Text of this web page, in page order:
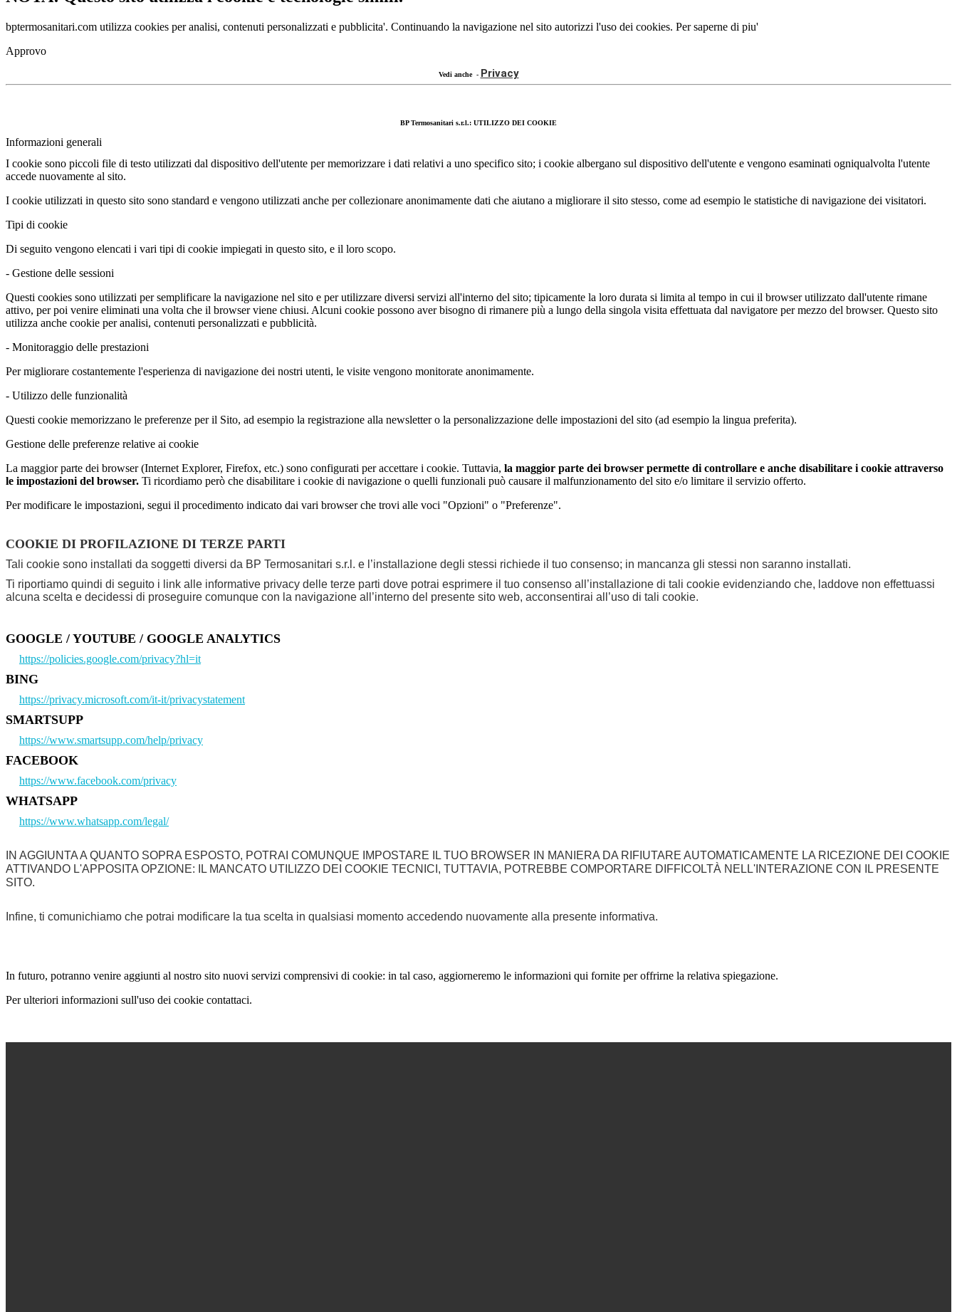
bptermosanitari.com utilizza cookies per analisi, contenuti personalizzati e pubblicita'. Continuando la navigazione nel sito autorizzi l'uso dei cookies. Per saperne di piu'
Approvo
Vedi anche - Privacy
BP Termosanitari s.r.l.: UTILIZZO DEI COOKIE
Informazioni generali
I cookie sono piccoli file di testo utilizzati dal dispositivo dell'utente per memorizzare i dati relativi a uno specifico sito; i cookie albergano sul dispositivo dell'utente e vengono esaminati ogniqualvolta l'utente
accede nuovamente al sito.
I cookie utilizzati in questo sito sono standard e vengono utilizzati anche per collezionare anonimamente dati che aiutano a migliorare il sito stesso, come ad esempio le statistiche di navigazione dei visitatori.
Tipi di cookie
Di seguito vengono elencati i vari tipi di cookie impiegati in questo sito, e il loro scopo.
- Gestione delle sessioni
Questi cookies sono utilizzati per semplificare la navigazione nel sito e per utilizzare diversi servizi all'interno del sito; tipicamente la loro durata si limita al tempo in cui il browser utilizzato dall'utente rimane
attivo, per poi venire eliminati una volta che il browser viene chiusi. Alcuni cookie possono aver bisogno di rimanere più a lungo della singola visita effettuata dal navigatore per mezzo del browser. Questo sito
utilizza anche cookie per analisi, contenuti personalizzati e pubblicità.
- Monitoraggio delle prestazioni
Per migliorare costantemente l'esperienza di navigazione dei nostri utenti, le visite vengono monitorate anonimamente.
- Utilizzo delle funzionalità
Questi cookie memorizzano le preferenze per il Sito, ad esempio la registrazione alla newsletter o la personalizzazione delle impostazioni del sito (ad esempio la lingua preferita).
Gestione delle preferenze relative ai cookie
La maggior parte dei browser (Internet Explorer, Firefox, etc.) sono configurati per accettare i cookie. Tuttavia, la maggior parte dei browser permette di controllare e anche disabilitare i cookie attraverso
le impostazioni del browser. Ti ricordiamo però che disabilitare i cookie di navigazione o quelli funzionali può causare il malfunzionamento del sito e/o limitare il servizio offerto.
Per modificare le impostazioni, segui il procedimento indicato dai vari browser che trovi alle voci "Opzioni" o "Preferenze".
COOKIE DI PROFILAZIONE DI TERZE PARTI
Tali cookie sono installati da soggetti diversi da BP Termosanitari s.r.l. e l’installazione degli stessi richiede il tuo consenso; in mancanza gli stessi non saranno installati.
Ti riportiamo quindi di seguito i link alle informative privacy delle terze parti dove potrai esprimere il tuo consenso all’installazione di tali cookie evidenziando che, laddove non effettuassi
alcuna scelta e decidessi di proseguire comunque con la navigazione all’interno del presente sito web, acconsentirai all’uso di tali cookie.
GOOGLE / YOUTUBE / GOOGLE ANALYTICS
https://policies.google.com/privacy?hl=it
BING
https://privacy.microsoft.com/it-it/privacystatement
SMARTSUPP
https://www.smartsupp.com/help/privacy
FACEBOOK
https://www.facebook.com/privacy
WHATSAPP
https://www.whatsapp.com/legal/
IN AGGIUNTA A QUANTO SOPRA ESPOSTO, POTRAI COMUNQUE IMPOSTARE IL TUO BROWSER IN MANIERA DA RIFIUTARE AUTOMATICAMENTE LA RICEZIONE DEI COOKIE
ATTIVANDO L'APPOSITA OPZIONE: IL MANCATO UTILIZZO DEI COOKIE TECNICI, TUTTAVIA, POTREBBE COMPORTARE DIFFICOLTÀ NELL'INTERAZIONE CON IL PRESENTE
SITO.
Infine, ti comunichiamo che potrai modificare la tua scelta in qualsiasi momento accedendo nuovamente alla presente informativa.
In futuro, potranno venire aggiunti al nostro sito nuovi servizi comprensivi di cookie: in tal caso, aggiorneremo le informazioni qui fornite per offrirne la relativa spiegazione.
Per ulteriori informazioni sull'uso dei cookie contattaci.